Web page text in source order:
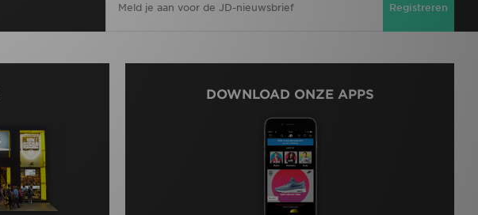
Registreren
DOWNLOAD ONZE APPS